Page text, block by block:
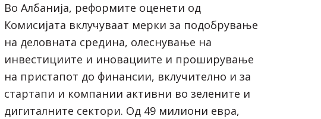
Во Албанија, реформите оценети од
Комисијата вклучуваат мерки за подобрување
на деловната средина, олеснување на
инвестициите и иновациите и проширување
на пристапот до финансии, вклучително и за
стартапи и компании активни во зелените и
дигиталните сектори. Од 49 милиони евра,